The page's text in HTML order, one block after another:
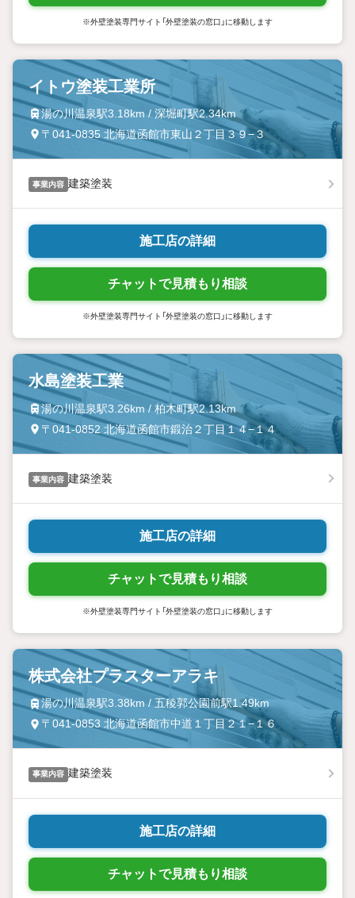
※外壁塗装専門サイト「外壁塗装の窓口」に移動します
イトウ塗装工業所
湯の川温泉駅3.18km / 深堀町駅2.34km
〒041-0835 北海道函館市東山２丁目３９−３
事業内容 建築塗装
施工店の詳細
チャットで見積もり相談
※外壁塗装専門サイト「外壁塗装の窓口」に移動します
水島塗装工業
湯の川温泉駅3.26km / 柏木町駅2.13km
〒041-0852 北海道函館市鍛治２丁目１４−１４
事業内容 建築塗装
施工店の詳細
チャットで見積もり相談
※外壁塗装専門サイト「外壁塗装の窓口」に移動します
株式会社プラスターアラキ
湯の川温泉駅3.38km / 五稜郭公園前駅1.49km
〒041-0853 北海道函館市中道１丁目２１−１６
事業内容 建築塗装
施工店の詳細
チャットで見積もり相談